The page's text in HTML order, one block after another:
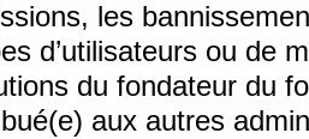
les
d’utilisateurs ou de
du fondateur du
aux autres